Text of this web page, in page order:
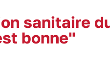
sanitaire
bonne"